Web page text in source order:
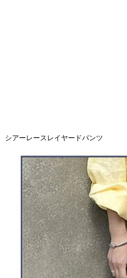
シアーレースレイヤードパンツ